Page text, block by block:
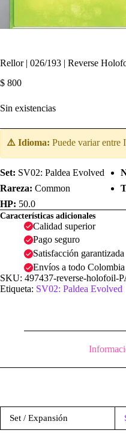
Rellor | 026/193 | Reverse
$ 800
Sin existencias
⚠️ Idioma: Puede variar entre
Set: SV02: Paldea Evolved
Rareza: Common
HP: 50.0
Características adicionales
Calidad superior
Pago seguro
Satisfacción garantizada
Envíos a todo Colombia
SKU: 497437-reverse-holofoil-
Etiqueta: SV02: Paldea Evolved
Set / Expansión